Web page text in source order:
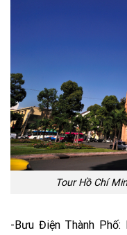
Tour Hồ Chí
-Bưu Điện Thành